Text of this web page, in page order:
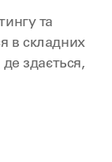
та
в складних
здається,